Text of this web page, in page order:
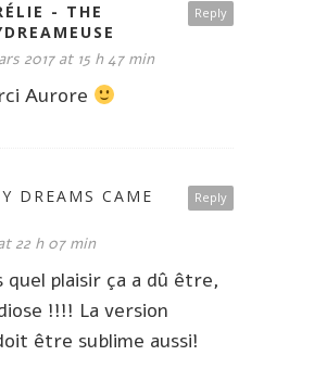
Reply
- THE
2017 at 15 h 47 min
Aurore
Reply
DREAMS CAME
22 h 07 min
quel plaisir ça a dû être,
!!!! La version
être sublime aussi!